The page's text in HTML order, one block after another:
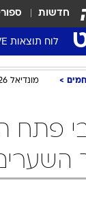
חדשות
לוח תוצאות LIVE
מונדיאל 2026